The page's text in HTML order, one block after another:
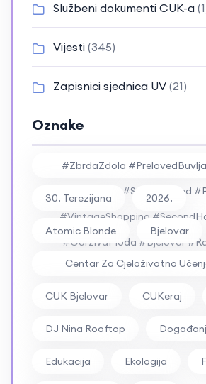
Službeni dokumenti CUK-a
Vijesti (345)
Zapisnici sjednica UV (21)
Oznake
#ZbrdaZdola
#Vintage #SecondHand
#VintageShopping
#OdrživaModa #Bjelovar
#RockFestival
30. Terezijana 2026.
Atomic Blonde Bjelovar
Centar Za Cjeloživotno
CUK Bjelovar CUKeraj
DJ Nina Rooftop
Edukacija Ekologija